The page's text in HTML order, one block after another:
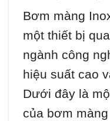
Bơm màng
một thiết bị
ngành công
hiệu suất cao
Dưới đây là
của bơm